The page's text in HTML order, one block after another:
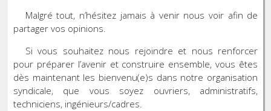
Malgré tout, n’hésitez jamais à venir nous voir afin de
partager vos opinions.
Si vous souhaitez nous rejoindre et nous renforcer
pour préparer l’avenir et construire ensemble, vous êtes
dès maintenant les bienvenu(e)s dans notre organisation
syndicale, que vous soyez ouvriers, administratifs,
techniciens, ingénieurs/cadres.